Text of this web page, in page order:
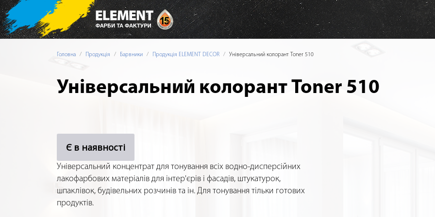
Головна Продукція Барвники Продукція ELEMENT DECOR Універсальний колорант Toner 510
Універсальний колорант Toner 510
Є в наявності
Універсальний концентрат для тонування всіх водно-дисперсійних
лакофарбових матеріалів для інтер'єрів і фасадів, штукатурок,
шпаклівок, будівельних розчинів та ін. Для тонування тільки готових
продуктів.